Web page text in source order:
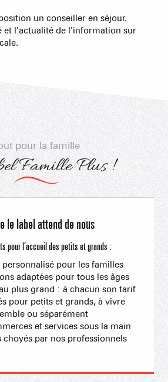
un conseiller en séjour.
l’actualité de l’information sur
pour la famille
Famille Plus !
le label attend de nous
pour l’accueil des petits et grands :
personnalisé pour les familles
adaptées pour tous les âges
plus grand : à chacun son tarif
pour petits et grands, à vivre
ou séparément
et services sous la main
choyés par nos professionnels